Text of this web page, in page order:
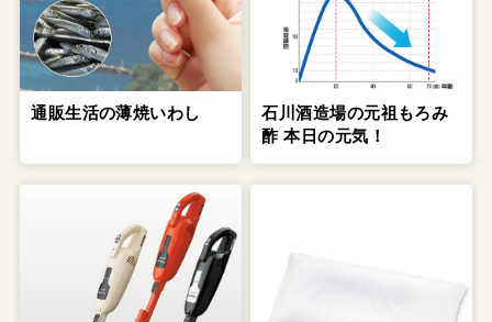
通販生活の薄焼いわし
石川酒造場の元祖もろみ
酢 本日の元気！